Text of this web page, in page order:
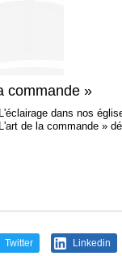
commande »
dans nos
de la commande »
Twitter Linkedin